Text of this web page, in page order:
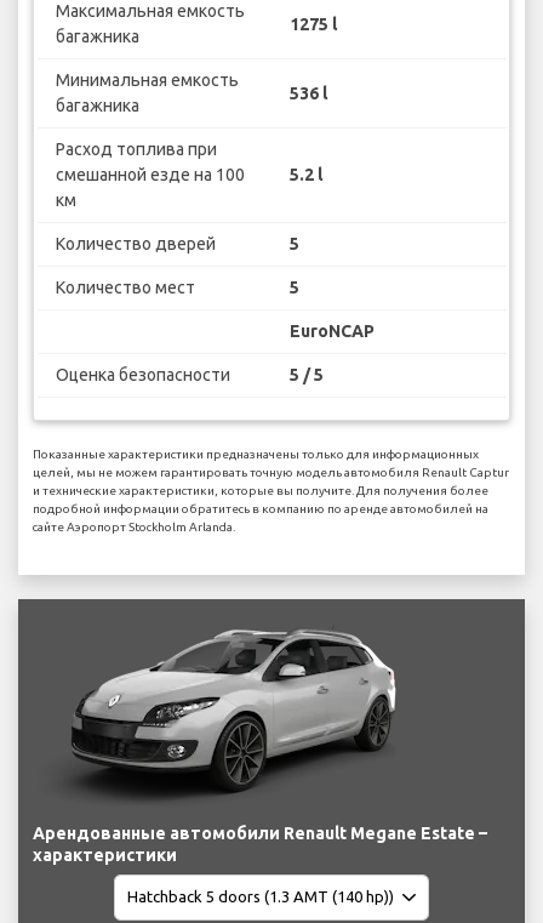
Максимальная емкость
багажника
1275 l
Минимальная емкость
багажника
536 l
Расход топлива при
смешанной езде на 100
км
5.2 l
Количество дверей 5
Количество мест 5
EuroNCAP
Оценка безопасности 5 / 5
Показанные характеристики предназначены только для информационных
целей, мы не можем гарантировать точную модель автомобиля Renault Captur
и технические характеристики, которые вы получите. Для получения более
подробной информации обратитесь в компанию по аренде автомобилей на
сайте Аэропорт Stockholm Arlanda.
Арендованные автомобили Renault Megane Estate –
характеристики